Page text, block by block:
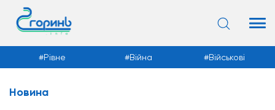
Новини
Рівне Війна Військові
Новина